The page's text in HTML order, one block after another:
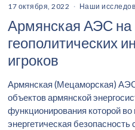
17 октября, 2022 Наши
Армянская АЭС на
геополитических
игроков
Армянская (Мецаморская)
объектов армянской
функционирования которой во
энергетическая